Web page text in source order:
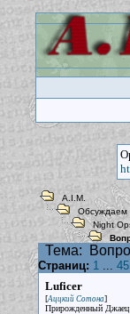
A.I.M.
Обсуждаем
Night
Тема:
Страниц: 1... 45
Luficer
[Аццкий Сотона]
Прирожденный Джаец